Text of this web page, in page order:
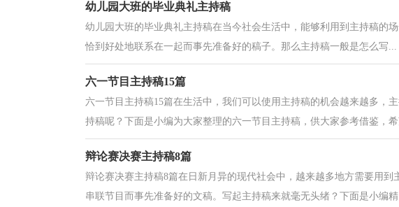
幼儿园大班的毕业典礼主持稿
幼儿园大班的毕业典礼主持稿在当今社会生活中，能够利用到主持稿的
恰到好处地联系在一起而事先准备好的稿子。那么主持稿一般是怎么写...
六一节目主持稿15篇
六一节目主持稿15篇在生活中，我们可以使用主持稿的机会越来越多，
持稿呢？下面是小编为大家整理的六一节目主持稿，供大家参考借鉴，
辩论赛决赛主持稿8篇
辩论赛决赛主持稿8篇在日新月异的现代社会中，越来越多地方需要用到
串联节目而事先准备好的文稿。写起主持稿来就毫无头绪？下面是小编